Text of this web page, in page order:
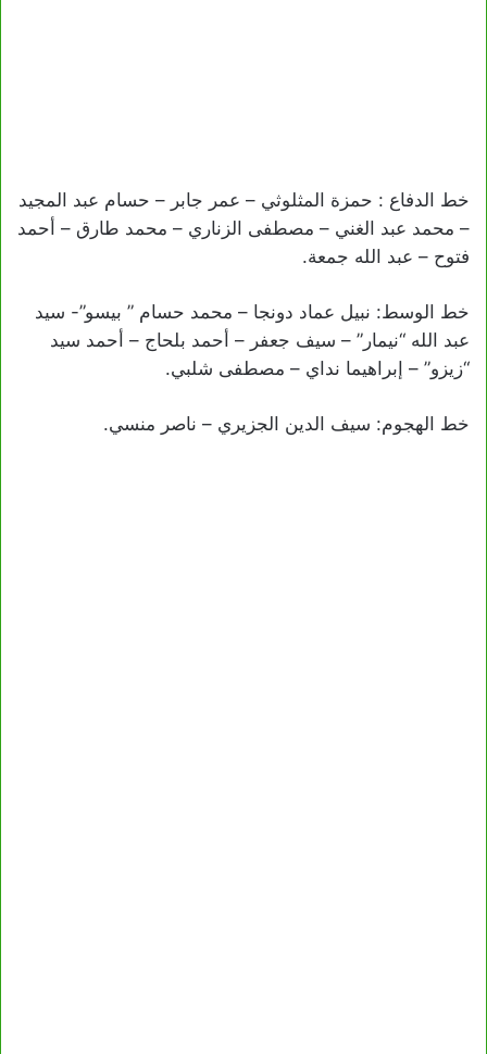
خط الدفاع : حمزة المثلوثي – عمر جابر – حسام عبد المجيد
– محمد عبد الغني – مصطفى الزناري – محمد طارق – أحمد
فتوح – عبد الله جمعة.
خط الوسط: نبيل عماد دونجا – محمد حسام ” بيسو”- سيد
عبد الله “نيمار” – سيف جعفر – أحمد بلحاج – أحمد سيد
“زيزو” – إبراهيما نداي – مصطفى شلبي.
خط الهجوم: سيف الدين الجزيري – ناصر منسي.